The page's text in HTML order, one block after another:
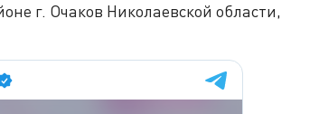
г. Очаков Николаевской области,